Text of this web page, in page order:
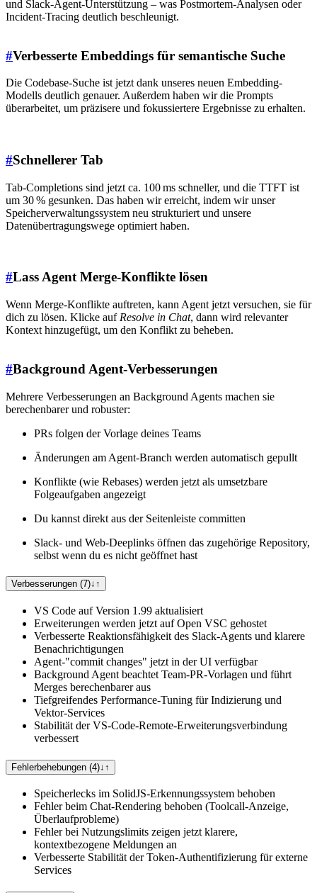
und Slack-Agent-Unterstützung – was Postmortem-Analysen oder
Incident-Tracing deutlich beschleunigt.
#Verbesserte Embeddings für semantische Suche
Die Codebase-Suche ist jetzt dank unseres neuen Embedding-
Modells deutlich genauer. Außerdem haben wir die Prompts
überarbeitet, um präzisere und fokussiertere Ergebnisse zu erhalten.
#Schnellerer Tab
Tab-Completions sind jetzt ca. 100 ms schneller, und die TTFT ist
um 30 % gesunken. Das haben wir erreicht, indem wir unser
Speicherverwaltungssystem neu strukturiert und unsere
Datenübertragungswege optimiert haben.
#Lass Agent Merge-Konflikte lösen
Wenn Merge-Konflikte auftreten, kann Agent jetzt versuchen, sie für
dich zu lösen. Klicke auf Resolve in Chat, dann wird relevanter
Kontext hinzugefügt, um den Konflikt zu beheben.
#Background Agent-Verbesserungen
Mehrere Verbesserungen an Background Agents machen sie
berechenbarer und robuster:
PRs folgen der Vorlage deines Teams
Änderungen am Agent-Branch werden automatisch gepullt
Konflikte (wie Rebases) werden jetzt als umsetzbare
Folgeaufgaben angezeigt
Du kannst direkt aus der Seitenleiste committen
Slack- und Web-Deeplinks öffnen das zugehörige Repository,
selbst wenn du es nicht geöffnet hast
Verbesserungen (7)↓ ↑
VS Code auf Version 1.99 aktualisiert
Erweiterungen werden jetzt auf Open VSC gehostet
Verbesserte Reaktionsfähigkeit des Slack-Agents und klarere
Benachrichtigungen
Agent-"commit changes" jetzt in der UI verfügbar
Background Agent beachtet Team-PR-Vorlagen und führt
Merges berechenbarer aus
Tiefgreifendes Performance-Tuning für Indizierung und
Vektor-Services
Stabilität der VS-Code-Remote-Erweiterungsverbindung
verbessert
Fehlerbehebungen (4)↓ ↑
Speicherlecks im SolidJS-Erkennungssystem behoben
Fehler beim Chat-Rendering behoben (Toolcall-Anzeige,
Überlaufprobleme)
Fehler bei Nutzungslimits zeigen jetzt klarere,
kontextbezogene Meldungen an
Verbesserte Stabilität der Token-Authentifizierung für externe
Services